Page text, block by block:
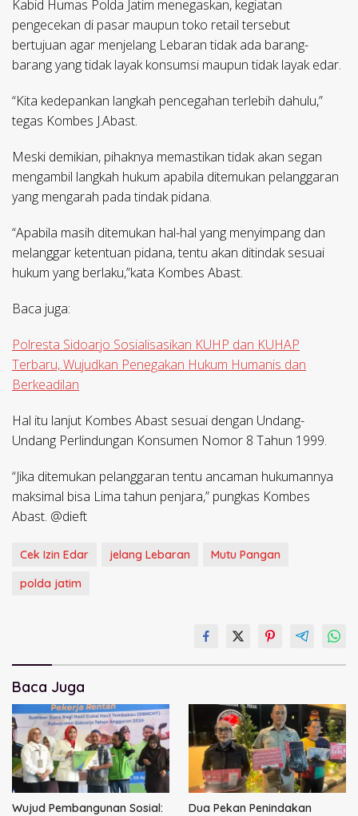
Kabid Humas Polda Jatim menegaskan, kegiatan
pengecekan di pasar maupun toko retail tersebut
bertujuan agar menjelang Lebaran tidak ada barang-
barang yang tidak layak konsumsi maupun tidak layak edar.
“Kita kedepankan langkah pencegahan terlebih dahulu,”
tegas Kombes J.Abast.
Meski demikian, pihaknya memastikan tidak akan segan
mengambil langkah hukum apabila ditemukan pelanggaran
yang mengarah pada tindak pidana.
“Apabila masih ditemukan hal-hal yang menyimpang dan
melanggar ketentuan pidana, tentu akan ditindak sesuai
hukum yang berlaku,”kata Kombes Abast.
Baca juga:
Polresta Sidoarjo Sosialisasikan KUHP dan KUHAP
Terbaru, Wujudkan Penegakan Hukum Humanis dan
Berkeadilan
Hal itu lanjut Kombes Abast sesuai dengan Undang-
Undang Perlindungan Konsumen Nomor 8 Tahun 1999.
“Jika ditemukan pelanggaran tentu ancaman hukumannya
maksimal bisa Lima tahun penjara,” pungkas Kombes
Abast. @dieft
Cek Izin Edar jelang Lebaran
Mutu Pangan
polda jatim
Baca Juga
Wujud Pembangunan Sosial:
Dua Pekan Penindakan